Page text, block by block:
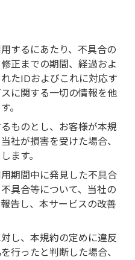
するにあたり、不具合の
正までの期間、経過およ
たIDおよびこれに対応す
に関する一切の情報を他
。
ものとし、お客様が本規
社が損害を受けた場合、
ます。
期間中に発見した不具合
具合等について、当社の
告し、本サービスの改善
し、本規約の定めに違反
行ったと判断した場合、